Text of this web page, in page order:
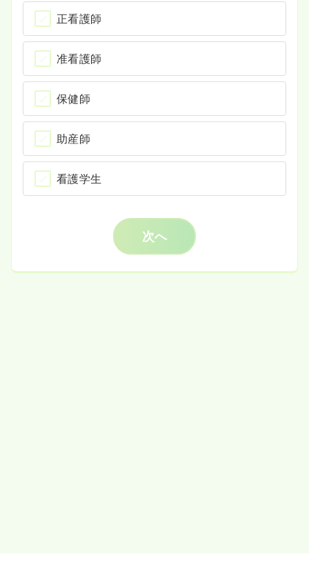
正看護師
准看護師
保健師
助産師
看護学生
次へ